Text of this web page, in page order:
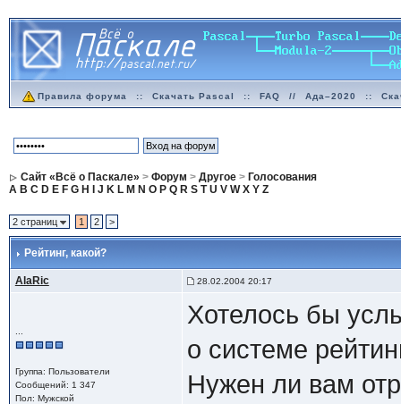
Правила форума :: Скачать Pascal :: FAQ // Ада–2020 ::
Сайт «Всё о Паскале» > Форум > Другое> Голосования
A B C D E F G H J K L M N O P Q R S T U V W X Y Z
2 страниц 1 2 >
Рейтинг, какой?
AlaRic 28.02.2004 20:17
Группа: Пользователи
Сообщений: 1 347
Пол: Мужской
Хотелось бы
о системе
Нужен ли вам